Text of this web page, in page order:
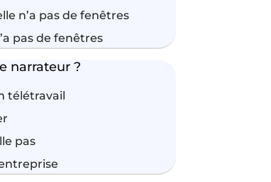
n’a pas de fenêtres
pas de fenêtres
narrateur ?
télétravail
pas